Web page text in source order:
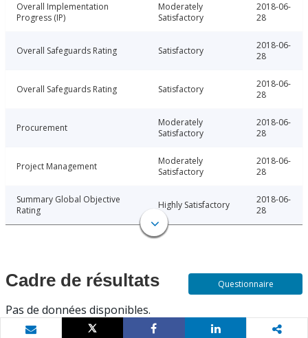
Overall Implementation
Progress (IP)
Moderately
Satisfactory
2018-06-
28
Overall Safeguards Rating Satisfactory
2018-06-
28
Overall Safeguards Rating Satisfactory
2018-06-
28
Procurement
Moderately
Satisfactory
2018-06-
28
Project Management
Moderately
Satisfactory
2018-06-
28
Summary Global Objective
Rating
Highly Satisfactory
2018-06-
28
Cadre de résultats
Pas de données disponibles.
Questionnaire